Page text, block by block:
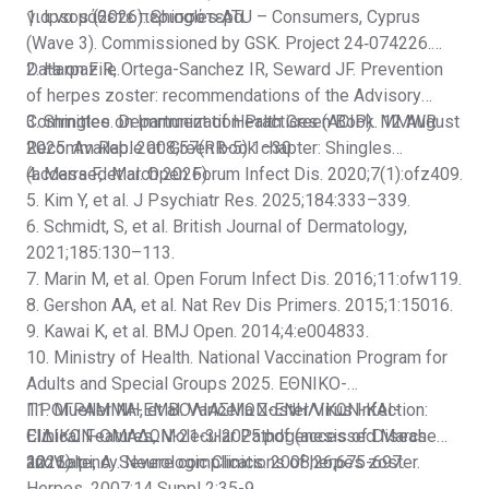
για να μάθετε περισσότερα.
1. Ipsos (2026). Shingles ATU – Consumers, Cyprus
(Wave 3). Commissioned by GSK. Project 24‑074226.
Data on File.
2. Harpaz R, Ortega-Sanchez IR, Seward JF. Prevention
of herpes zoster: recommendations of the Advisory
Committee on Immunization Practices (ACIP). MMWR
Recomm Rep. 2008;57(RR-5):1–30.
3. Shingles. Department of Health Green Book. 12 August
2025. Available at:Green book chapter: Shingles
(accessed March 2026).
4. Marra F, et al. Open Forum Infect Dis. 2020;7(1):ofz409.
5. Kim Y, et al. J Psychiatr Res. 2025;184:333–339.
6. Schmidt, S, et al. British Journal of Dermatology,
2021;185:130–113.
7. Marin M, et al. Open Forum Infect Dis. 2016;11:ofw119.
8. Gershon AA, et al. Nat Rev Dis Primers. 2015;1:15016.
9. Kawai K, et al. BMJ Open. 2014;4:e004833.
10. Ministry of Health. National Vaccination Program for
Adults and Special Groups 2025. ΕΘΝΙΚΟ-
ΠΡΟΓΡΑΜΜΑ-ΕΜΒΟΛΙΑΣΜΩΝ-ΕΝΗΛΙΚΩΝ-ΚΑΙ-
ΕΙΔΙΚΩΝ-ΟΜΑΔΩΝ-21-3-2025.pdf(accessed March
2026).
11. Mueller NH, et al. Varicella Zoster Virus Infection:
Clinical Features, Molecular Pathogenesis of Disease
and Latency. Neurologic Clinics. 2008;26;675-697.
12. Volpi, A. Severe complications of herpes zoster.